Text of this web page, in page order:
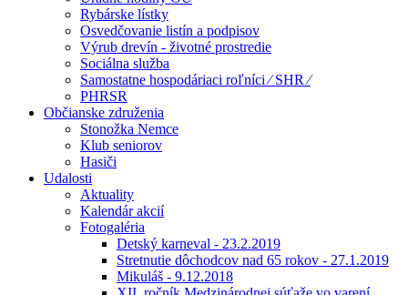
Rybárske lístky
Osvedčovanie listín a podpisov
Výrub drevín - životné prostredie
Sociálna služba
Samostatne hospodáriaci roľníci ⁄ SHR ⁄
PHRSR
Občianske združenia
Stonožka Nemce
Klub seniorov
Hasiči
Udalosti
Aktuality
Kalendár akcií
Fotogaléria
Detský karneval - 23.2.2019
Stretnutie dôchodcov nad 65 rokov - 27.1.2019
Mikuláš - 9.12.2018